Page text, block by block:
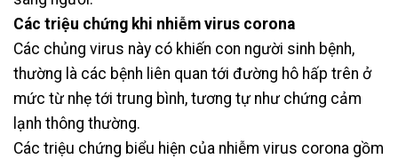
Các triệu chứng khi nhiễm virus corona
Các chủng virus này có khiến con người sinh bệnh,
thường là các bệnh liên quan tới đường hô hấp trên ở
mức từ nhẹ tới trung bình, tương tự như chứng cảm
lạnh thông thường.
Các triệu chứng biểu hiện của nhiễm virus corona gồm